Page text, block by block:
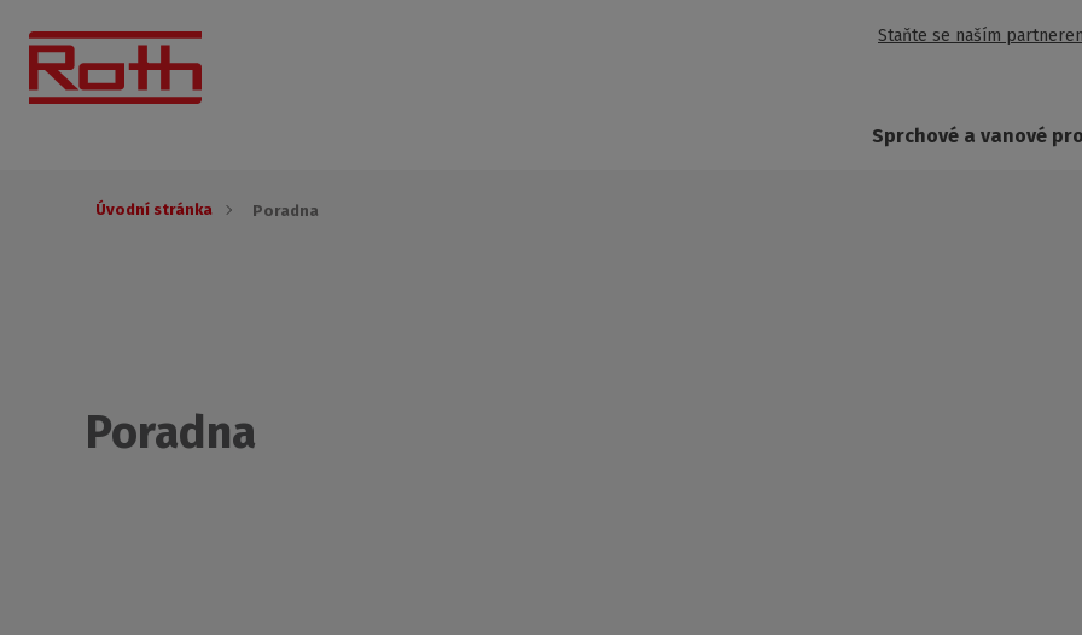
Staňte se naším
Sprchové a vanové
Úvodní stránka Poradna
Poradna